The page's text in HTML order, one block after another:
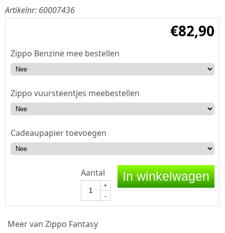
Artikelnr: 60007436
€82,90
Zippo Benzine mee bestellen
Zippo vuursteentjes meebestellen
Cadeaupapier toevoegen
Aantal
+
-
In winkelwagen
Meer van Zippo Fantasy